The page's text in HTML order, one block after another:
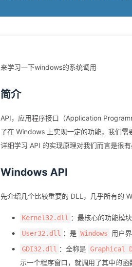
来学习一下windows的系统调用
简介
API，应用程序接口（Application
了在 Windows 上实现一定的功能，我们
详细学习 API 的实现原理对我们而言是很有
Windows API
先介绍几个比较重要的 DLL，几乎所有的
Kernel32.dll ：最核心的功能模
User32.dll ：是 Windows 用户
GDI32.dll ：全称是 Graphical
示一个程序窗口，就调用了其中的函